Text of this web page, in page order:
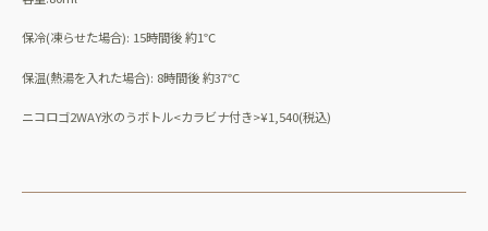
保冷(凍らせた場合): 15時間後 約1℃
保温(熱湯を入れた場合): 8時間後 約37℃
ニコロゴ2WAY氷のうボトル<カラビナ付き>¥1,540(税込)